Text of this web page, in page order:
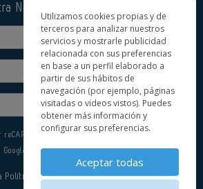
Newsletter
reCAPTCHA y se aplican la
Google.
Política de Privacidad
Utilizamos cookies propias y de
terceros para analizar nuestros
servicios y mostrarle publicidad
relacionada con sus preferencias
en base a un perfil elaborado a
partir de sus hábitos de
navegación (por ejemplo, páginas
visitadas o videos vistos). Puedes
obtener más información y
configurar sus preferencias.
Aceptar todas